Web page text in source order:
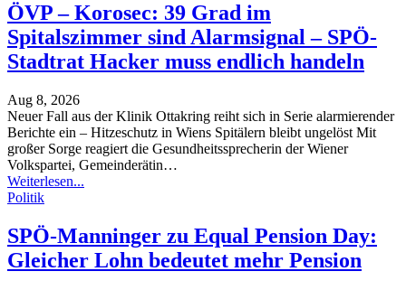
ÖVP – Korosec: 39 Grad im
Spitalszimmer sind Alarmsignal – SPÖ-
Stadtrat Hacker muss endlich handeln
Aug 8, 2026
Neuer Fall aus der Klinik Ottakring reiht sich in Serie alarmierender
Berichte ein – Hitzeschutz in Wiens Spitälern bleibt ungelöst Mit
großer Sorge reagiert die Gesundheitssprecherin der Wiener
Volkspartei, Gemeinderätin…
Weiterlesen...
Politik
SPÖ-Manninger zu Equal Pension Day:
Gleicher Lohn bedeutet mehr Pension